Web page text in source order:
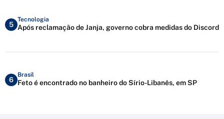
5
Tecnologia
Após reclamação de Janja, governo cobra medidas do Discord
6
Brasil
Feto é encontrado no banheiro do Sírio-Libanês, em SP